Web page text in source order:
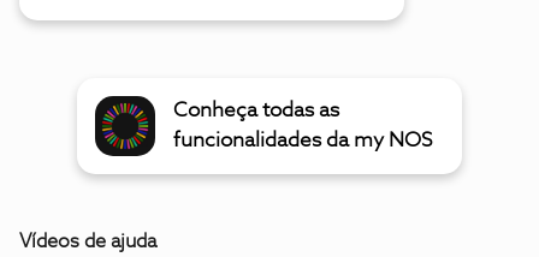
Conheça todas as
funcionalidades da my NOS
Vídeos de ajuda